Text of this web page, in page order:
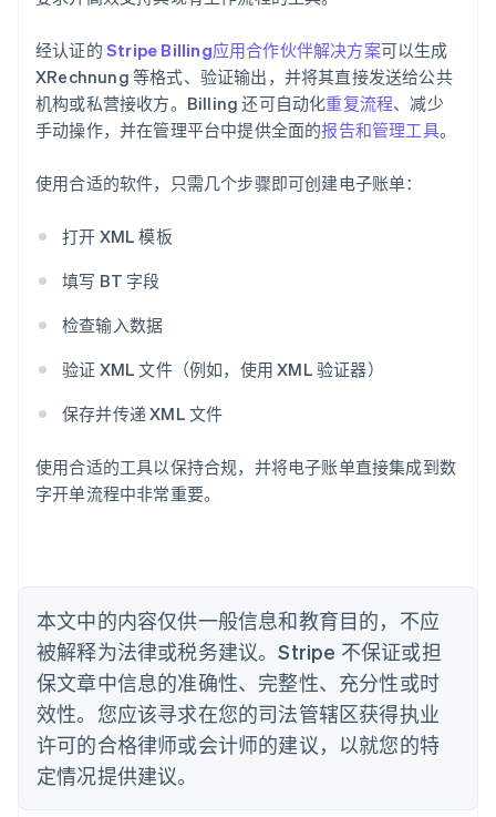
经认证的 Stripe Billing应用合作伙伴解决方案可以生成
XRechnung 等格式、验证输出，并将其直接发送给公共
机构或私营接收方。Billing 还可自动化重复流程、减少
手动操作，并在管理平台中提供全面的报告和管理工具。
使用合适的软件，只需几个步骤即可创建电子账单：
打开 XML 模板
填写 BT 字段
检查输入数据
验证 XML 文件（例如，使用 XML 验证器）
保存并传递 XML 文件
使用合适的工具以保持合规，并将电子账单直接集成到数
字开单流程中非常重要。
本文中的内容仅供一般信息和教育目的，不应
被解释为法律或税务建议。Stripe 不保证或担
保文章中信息的准确性、完整性、充分性或时
效性。您应该寻求在您的司法管辖区获得执业
许可的合格律师或会计师的建议，以就您的特
定情况提供建议。
阿联酋
爱尔兰
爱沙尼亚
奥地利
澳大利亚
巴西
PortuguêsEnglish
English
丹麦
English
德国
DeutschEnglish
法国
FrançaisEnglish
芬兰
EnglishSvenska